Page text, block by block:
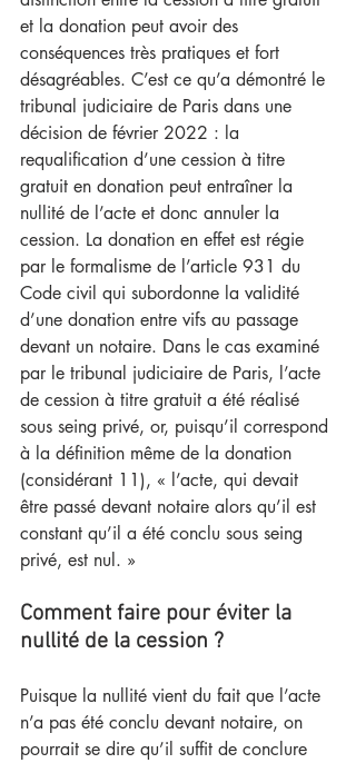
et la donation peut avoir des
conséquences très pratiques et fort
désagréables. C’est ce qu’a démontré le
tribunal judiciaire de Paris dans une
décision de février 2022 : la
requalification d’une cession à titre
gratuit en donation peut entraîner la
nullité de l’acte et donc annuler la
cession. La donation en effet est régie
par le formalisme de l’article 931 du
Code civil qui subordonne la validité
d’une donation entre vifs au passage
devant un notaire. Dans le cas examiné
par le tribunal judiciaire de Paris, l’acte
de cession à titre gratuit a été réalisé
sous seing privé, or, puisqu’il correspond
à la définition même de la donation
(considérant 11), « l’acte, qui devait
être passé devant notaire alors qu’il est
constant qu’il a été conclu sous seing
privé, est nul. »
Comment faire pour éviter la
nullité de la cession ?
Puisque la nullité vient du fait que l’acte
n’a pas été conclu devant notaire, on
pourrait se dire qu’il suffit de conclure